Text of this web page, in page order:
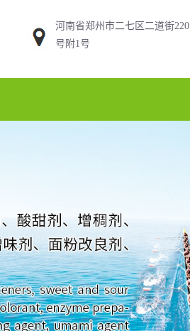
河南省郑州市二七区二道街220
号附1号